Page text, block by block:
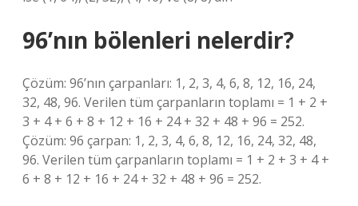
96’nın bölenleri nelerdir?
Çözüm: 96’nın çarpanları: 1, 2, 3, 4, 6, 8, 12, 16, 24,
32, 48, 96. Verilen tüm çarpanların toplamı = 1 + 2 +
3 + 4 + 6 + 8 + 12 + 16 + 24 + 32 + 48 + 96 = 252.
Çözüm: 96 çarpan: 1, 2, 3, 4, 6, 8, 12, 16, 24, 32, 48,
96. Verilen tüm çarpanların toplamı = 1 + 2 + 3 + 4 +
6 + 8 + 12 + 16 + 24 + 32 + 48 + 96 = 252.